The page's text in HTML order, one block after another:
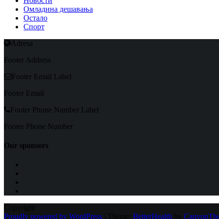
Омладина дешавања
Остало
Спорт
Adresa
Footer Address
Footer Email Label
Footer Email
Footer Phone Number Label
Footer Phone Number
Our sponsors
Proudly powered by WordPress
BetterHealth